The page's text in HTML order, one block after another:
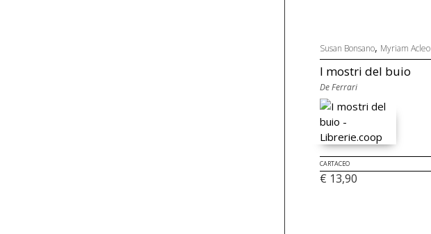
Susan Bonsano, Myriam Acleo
I mostri del buio
De Ferrari
CARTACEO
€ 13,90